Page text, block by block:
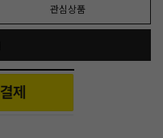
관심상품